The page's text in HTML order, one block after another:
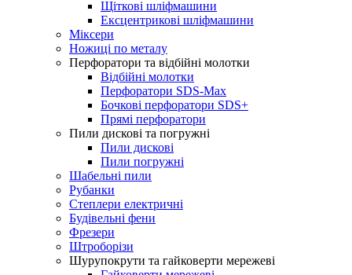
Щіткові шліфмашини
Ексцентрикові шліфмашини
Міксери
Ножиці по металу
Перфоратори та відбійні молотки
Відбійні молотки
Перфоратори SDS-Max
Бочкові перфоратори SDS+
Прямі перфоратори
Пили дискові та погружні
Пили дискові
Пили погружні
Шабельні пили
Рубанки
Степлери електричні
Будівельні фени
Фрезери
Штроборізи
Шурупокрути та гайковерти мережеві